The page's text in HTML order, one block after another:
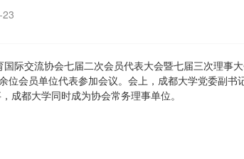
际交流协会七届二次会员代表大会暨七届三次理事
位会员单位代表参加会议。会上，成都大学党委副
成都大学同时成为协会常务理事单位。